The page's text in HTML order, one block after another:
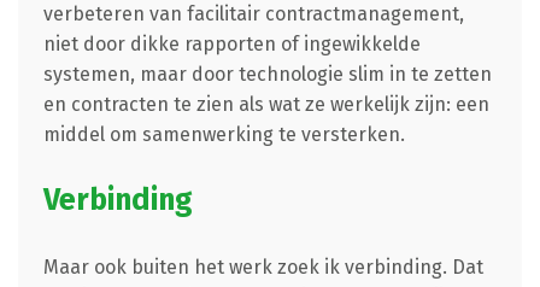
verbeteren van facilitair contractmanagement,
niet door dikke rapporten of ingewikkelde
systemen, maar door technologie slim in te zetten
en contracten te zien als wat ze werkelijk zijn: een
middel om samenwerking te versterken.
Verbinding
Maar ook buiten het werk zoek ik verbinding. Dat